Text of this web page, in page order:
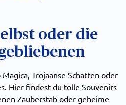
oder die
Trojaanse Schatten oder
Hier findest du tolle Souvenirs
Zauberstab oder geheime